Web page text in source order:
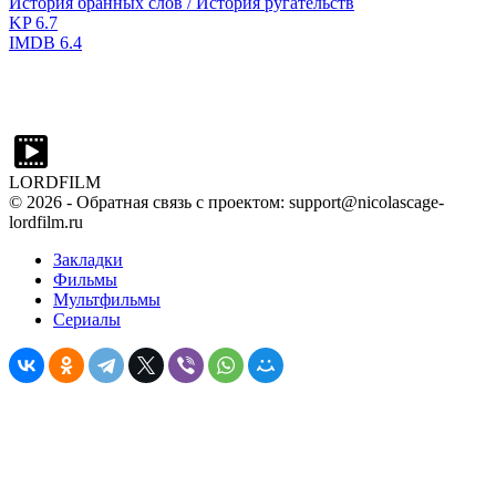
KP6.7
IMDB 6.4
LORDFILM
© 2026 - Обратная связь с проектом: support@nicolascage-
lordfilm.ru
Закладки
Фильмы
Мультфильмы
Сериалы